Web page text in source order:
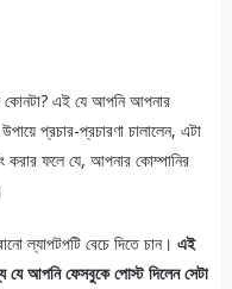
এই যে আপনি আপনার
প্রচার-প্রচারণা চালালেন, এটা
করার ফলে যে, আপনার কোম্পানির
ল্যাপটপটি বেচে দিতে চান। এই
যে আপনি ফেসবুকে পোস্ট দিলেন সেটা